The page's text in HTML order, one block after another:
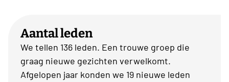
Aantal leden
We tellen 136 leden. Een trouwe groep die
graag nieuwe gezichten verwelkomt.
Afgelopen jaar konden we 19 nieuwe leden